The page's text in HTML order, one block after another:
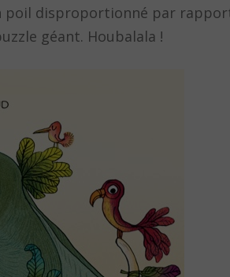
poil disproportionné par
géant. Houbalala !